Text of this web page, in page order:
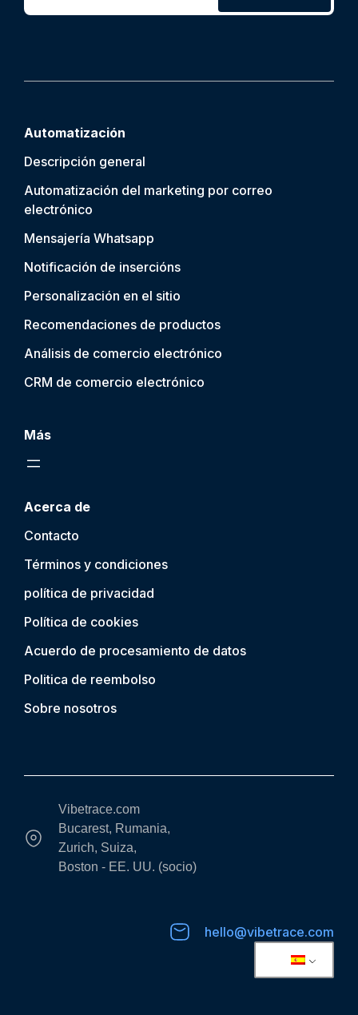
Automatización
Descripción general
Automatización del marketing por correo
electrónico
Mensajería Whatsapp
Notificación de insercións
Personalización en el sitio
Recomendaciones de productos
Análisis de comercio electrónico
CRM de comercio electrónico
Más
Acerca de
Contacto
Términos y condiciones
política de privacidad
Política de cookies
Acuerdo de procesamiento de datos
Politica de reembolso
Sobre nosotros
Vibetrace.com
Bucarest, Rumania,
Zurich, Suiza,
Boston - EE. UU. (socio)
hello@vibetrace.com